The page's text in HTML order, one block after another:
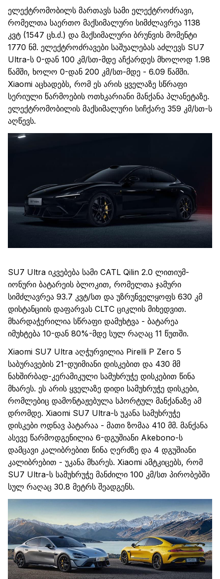
ელექტრომობილს მართავს სამი ელექტროძრავი,
რომელთა საერთო მაქსიმალური სიმძლავრეა 1138
კვტ (1547 ცხ.ძ.) და მაქსიმალური ბრუნვის მომენტი
1770 ნმ. ელექტროძრავები საშუალებას აძლევს SU7
Ultra-ს 0-დან 100 კმ/სთ-მდე აჩქარდეს მხოლოდ 1.98
წამში, ხოლო 0-დან 200 კმ/სთ-მდე - 6.09 წამში.
Xiaomi აცხადებს, რომ ეს არის ყველაზე სწრაფი
სერიული წარმოების ოთხკარიანი მანქანა პლანეტაზე.
ელექტრომობილის მაქსიმალური სიჩქარე 359 კმ/სთ-ს
აღწევს.
SU7 Ultra იკვებება სამი CATL Qilin 2.0 ლითიუმ-
იონური ბატარეის ბლოკით, რომელთა ჯამური
სიმძლავრეა 93.7 კვტ/სთ და უზრუნველყოფს 630 კმ
დისტანციის დაფარვას CLTC ციკლის მიხედვით.
მხარდაჭერილია სწრაფი დამუხტვა - ბატარეა
იმუხტება 10-დან 80%-მდე სულ რაღაც 11 წუთში.
Xiaomi SU7 Ultra აღჭურვილია Pirelli P Zero 5
საბურავების 21-დუიმიანი დისკებით და 430 მმ
ნახშირბად-კერამიკული სამუხრუჭე დისკებით წინა
მხარეს. ეს არის ყველაზე დიდი სამუხრუჭე დისკები,
რომლებიც დამონტაჟებულა სპორტულ მანქანაზე ამ
დრომდე. Xiaomi SU7 Ultra-ს უკანა სამუხრუჭე
დისკები ოდნავ პატარაა - მათი ზომაა 410 მმ. მანქანა
ასევე წარმოდგენილია 6-დგუშიანი Akebono-ს
დამცავი კალიბრებით წინა ღერძზე და 4 დგუშიანი
კალიბრებით - უკანა მხარეს. Xiaomi ამტკიცებს, რომ
SU7 Ultra-ს სამუხრუჭე მანძილი 100 კმ/სთ პირობებში
სულ რაღაც 30.8 მეტრს შეადგენს.